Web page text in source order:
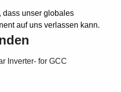
dass unser globales
auf uns verlassen kann.